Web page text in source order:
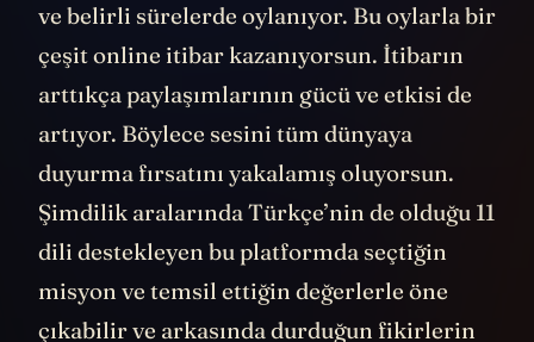
ve belirli sürelerde oylanıyor. Bu oylarla bir
çeşit online itibar kazanıyorsun. İtibarın
arttıkça paylaşımlarının gücü ve etkisi de
artıyor. Böylece sesini tüm dünyaya
duyurma fırsatını yakalamış oluyorsun.
Şimdilik aralarında Türkçe’nin de olduğu 11
dili destekleyen bu platformda seçtiğin
misyon ve temsil ettiğin değerlerle öne
çıkabilir ve arkasında durduğun fikirlerin